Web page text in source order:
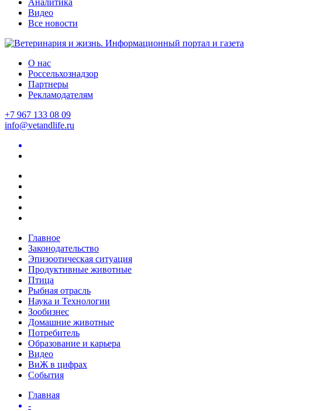
Видео
Все новости
О нас
Россельхознадзор
Партнеры
Рекламодателям
+7 967 133 08 09
info@vetandlife.ru
Главное
Законодательство
Эпизоотическая ситуация
Продуктивные животные
Птица
Рыбная отрасль
Наука и Технологии
Зообизнес
Домашние животные
Потребитель
Образование и карьера
Видео
ВиЖ в цифрах
События
Главная
-